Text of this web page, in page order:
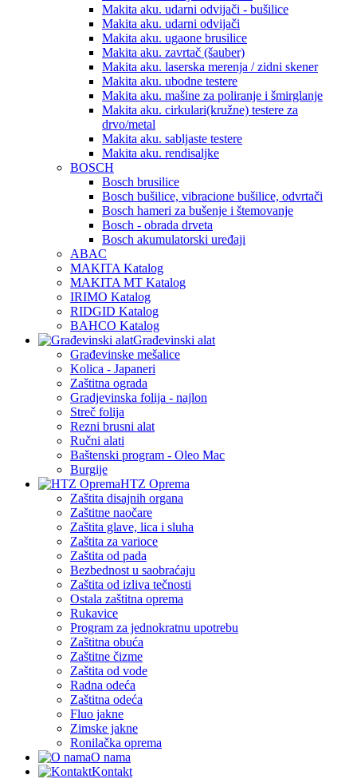
Makita aku. udarni odvijači - bušilice
Makita aku. udarni odvijači
Makita aku. ugaone brusilice
Makita aku. zavrtač (šauber)
Makita aku. laserska merenja / zidni skener
Makita aku. ubodne testere
Makita aku. mašine za poliranje i šmirglanje
Makita aku. cirkulari(kružne) testere za
drvo/metal
Makita aku. sabljaste testere
Makita aku. rendisaljke
BOSCH
Bosch brusilice
Bosch bušilice, vibracione bušilice, odvrtači
Bosch hameri za bušenje i štemovanje
Bosch - obrada drveta
Bosch akumulatorski uređaji
ABAC
MAKITA Katalog
MAKITA MT Katalog
IRIMO Katalog
RIDGID Katalog
BAHCO Katalog
Građevinski alat
Građevinske mešalice
Kolica - Japaneri
Zaštitna ograda
Gradjevinska folija - najlon
Streč folija
Rezni brusni alat
Ručni alati
Baštenski program - Oleo Mac
Burgije
HTZ Oprema
Zaštita disajnih organa
Zaštitne naočare
Zaštita glave, lica i sluha
Zaštita za varioce
Zaštita od pada
Bezbednost u saobraćaju
Zaštita od izliva tečnosti
Ostala zaštitna oprema
Rukavice
Program za jednokratnu upotrebu
Zaštitna obuća
Zaštitne čizme
Zaštita od vode
Radna odeća
Zaštitna odeća
Fluo jakne
Zimske jakne
Ronilačka oprema
O nama
Kontakt